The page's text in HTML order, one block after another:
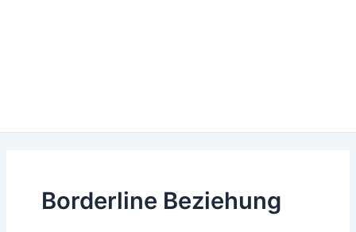
Borderline Beziehung